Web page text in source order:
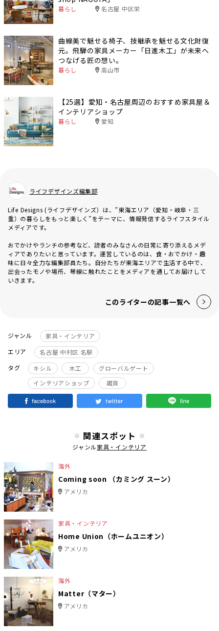
暮らし 名古屋 中区栄
曲線美で魅せる椅子、技継承を魅せる文化財復
元。飛騨の家具メーカー「日進木工」が未来へ
つなげる匠の想い。
暮らし 高山市
【25選】愛知・名古屋周辺のおすすめ家具屋＆
インテリアショップ
暮らし 愛知
ライフデザインズ編集部
Life Designs (ライフデザインズ）は、”東海エリア（愛知・岐阜・三
重）の暮らしをもっと楽しく”をテーマに、情報発信するライフスタイル
メディアです。
おでかけやランチの参考など、読者のみなさんの日常に寄り添えるメデ
ィアでありたいと思っています。運営しているのは、食・おでかけ・趣
味に日々全力な編集部員たち。自分たちが東海エリアで生活する中で、
出会ったモノや場所、琴線に触れたことをメディアを通してお届けして
いきます。
このライターの記事一覧へ
ジャンル
家具・インテリア
エリア
名古屋 中村区 名駅
タグ
キシル 木工
グローバルゲート
インテリアショップ
雑貨
関連スポット
ジャンル家具・インテリア
海外
Coming soon （カミング スーン）
アメリカ
家具・インテリア
Home Union（ホームユニオン）
アメリカ
海外
Matter（マター）
アメリカ